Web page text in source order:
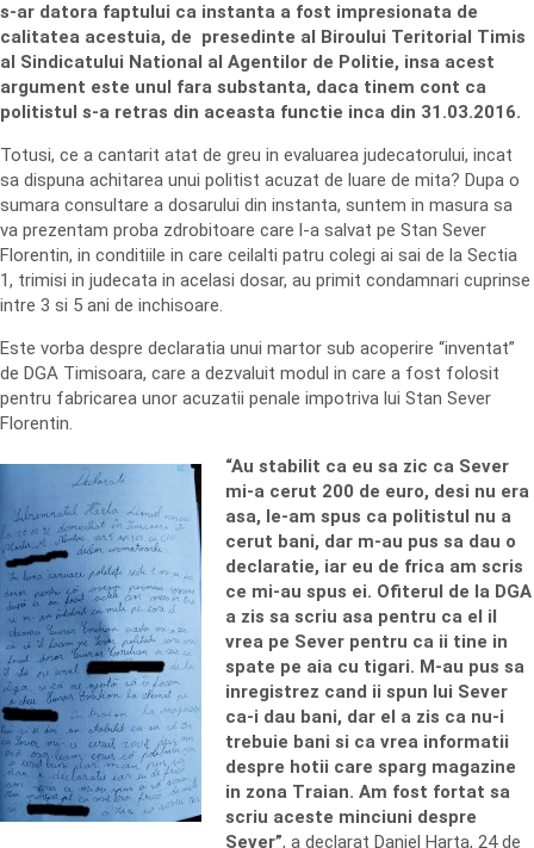
s-ar datora faptului ca instanta a fost impresionata de
calitatea acestuia, de presedinte al Biroului Teritorial Timis
al Sindicatului National al Agentilor de Politie, insa acest
argument este unul fara substanta, daca tinem cont ca
politistul s-a retras din aceasta functie inca din 31.03.2016.
Totusi, ce a cantarit atat de greu in evaluarea judecatorului, incat
sa dispuna achitarea unui politist acuzat de luare de mita? Dupa o
sumara consultare a dosarului din instanta, suntem in masura sa
va prezentam proba zdrobitoare care l-a salvat pe Stan Sever
Florentin, in conditiile in care ceilalti patru colegi ai sai de la Sectia
1, trimisi in judecata in acelasi dosar, au primit condamnari cuprinse
intre 3 si 5 ani de inchisoare.
Este vorba despre declaratia unui martor sub acoperire “inventat”
de DGA Timisoara, care a dezvaluit modul in care a fost folosit
pentru fabricarea unor acuzatii penale impotriva lui Stan Sever
Florentin.
“Au stabilit ca eu sa zic ca Sever
mi-a cerut 200 de euro, desi nu era
asa, le-am spus ca politistul nu a
cerut bani, dar m-au pus sa dau o
declaratie, iar eu de frica am scris
ce mi-au spus ei. Ofiterul de la DGA
a zis sa scriu asa pentru ca el il
vrea pe Sever pentru ca ii tine in
spate pe aia cu tigari. M-au pus sa
inregistrez cand ii spun lui Sever
ca-i dau bani, dar el a zis ca nu-i
trebuie bani si ca vrea informatii
despre hotii care sparg magazine
in zona Traian. Am fost fortat sa
scriu aceste minciuni despre
Sever”, a declarat Daniel Harta, 24 de